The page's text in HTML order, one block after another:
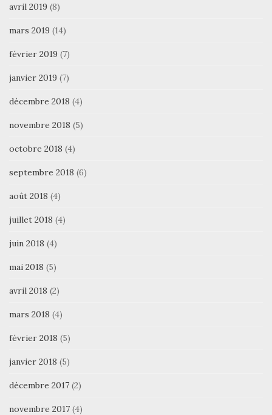
avril 2019 (8)
mars 2019 (14)
février 2019 (7)
janvier 2019 (7)
décembre 2018 (4)
novembre 2018 (5)
octobre 2018 (4)
septembre 2018 (6)
août 2018 (4)
juillet 2018 (4)
juin 2018 (4)
mai 2018 (5)
avril 2018 (2)
mars 2018 (4)
février 2018 (5)
janvier 2018 (5)
décembre 2017 (2)
novembre 2017 (4)